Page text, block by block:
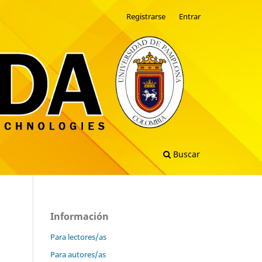
Buscar
Registrarse Entrar
Información
Para lectores/as
Para autores/as